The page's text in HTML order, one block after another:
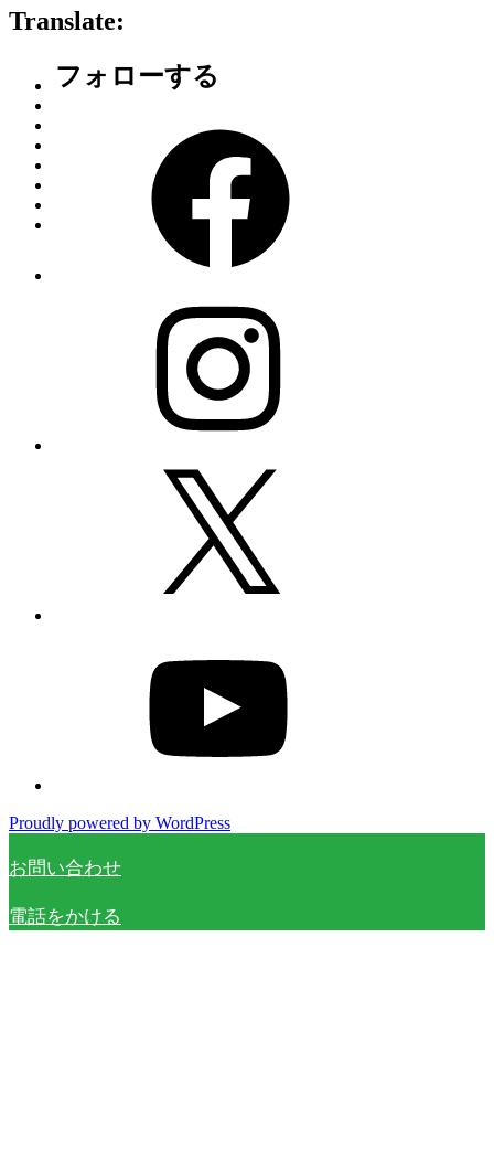
Category
–
Translate:
フォローする
Proudly powered by WordPress
お問い合わせ
電話をかける